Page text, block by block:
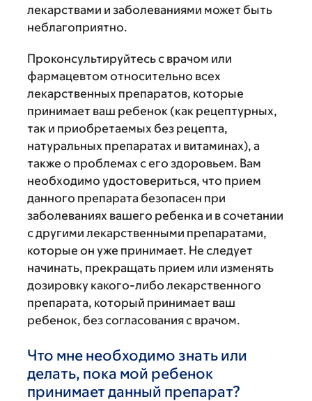
лекарствами и заболеваниями может быть
неблагоприятно.
Проконсультируйтесь с врачом или
фармацевтом относительно всех
лекарственных препаратов, которые
принимает ваш ребенок (как рецептурных,
так и приобретаемых без рецепта,
натуральных препаратах и витаминах), а
также о проблемах с его здоровьем. Вам
необходимо удостовериться, что прием
данного препарата безопасен при
заболеваниях вашего ребенка и в сочетании
с другими лекарственными препаратами,
которые он уже принимает. Не следует
начинать, прекращать прием или изменять
дозировку какого-либо лекарственного
препарата, который принимает ваш
ребенок, без согласования с врачом.
Что мне необходимо знать или
делать, пока мой ребенок
принимает данный препарат?